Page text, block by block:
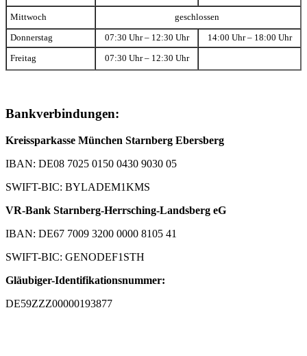
Mittwoch geschlossen
Donnerstag 07:30 Uhr – 12:30 Uhr 14:00 Uhr – 18:00 Uhr
Freitag 07:30 Uhr – 12:30 Uhr
Bankverbindungen:
Kreissparkasse München Starnberg Ebersberg
IBAN: DE08 7025 0150 0430 9030 05
SWIFT-BIC: BYLADEM1KMS
VR-Bank Starnberg-Herrsching-Landsberg eG
IBAN: DE67 7009 3200 0000 8105 41
SWIFT-BIC: GENODEF1STH
Gläubiger-Identifikationsnummer:
DE59ZZZ00000193877